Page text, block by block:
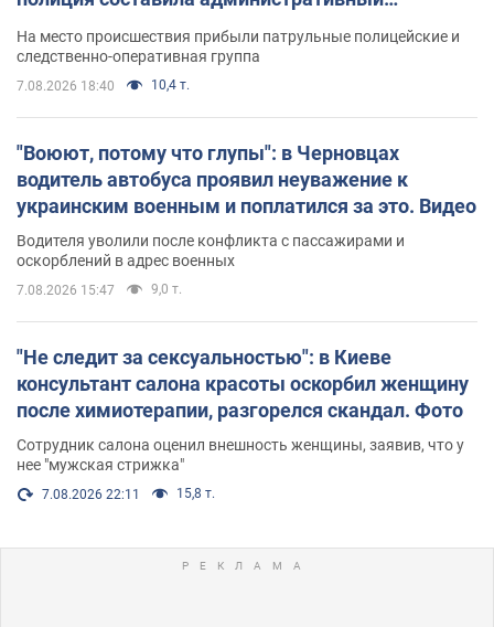
протокол. Видео
На место происшествия прибыли патрульные полицейские и
следственно-оперативная группа
7.08.2026 18:40 10,4 т.
"Воюют, потому что глупы": в Черновцах
водитель автобуса проявил неуважение к
украинским военным и поплатился за это. Видео
Водителя уволили после конфликта с пассажирами и
оскорблений в адрес военных
7.08.2026 15:47 9,0 т.
"Не следит за сексуальностью": в Киеве
консультант салона красоты оскорбил женщину
после химиотерапии, разгорелся скандал. Фото
Сотрудник салона оценил внешность женщины, заявив, что у
нее "мужская стрижка"
7.08.2026 22:11 15,8 т.